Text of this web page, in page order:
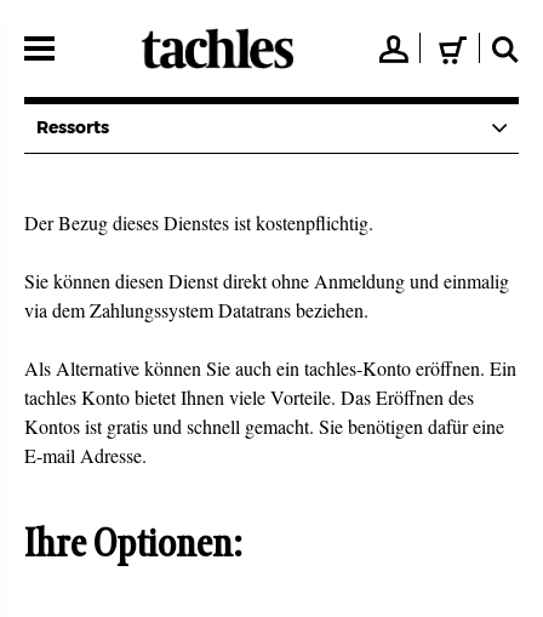
zum
👤 🛒 🔍
Ressorts
Der Bezug dieses Dienstes ist kostenpflichtig.
Sie können diesen Dienst direkt ohne Anmeldung und einmalig
via dem Zahlungssystem Datatrans beziehen.
Als Alternative können Sie auch ein tachles-Konto eröffnen. Ein
tachles Konto bietet Ihnen viele Vorteile. Das Eröffnen des
Kontos ist gratis und schnell gemacht. Sie benötigen dafür eine
E-mail Adresse.
Ihre Optionen: